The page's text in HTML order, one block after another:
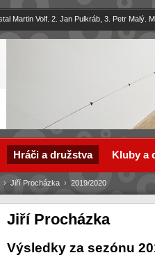
Martin Volf. 2. Jan Pulkráb, 3. Petr Malý.
Jiří Procházka
Výsledky za sezónu
› Jiří Procházka › 2019/2020
Hráči a družstva Kluby a